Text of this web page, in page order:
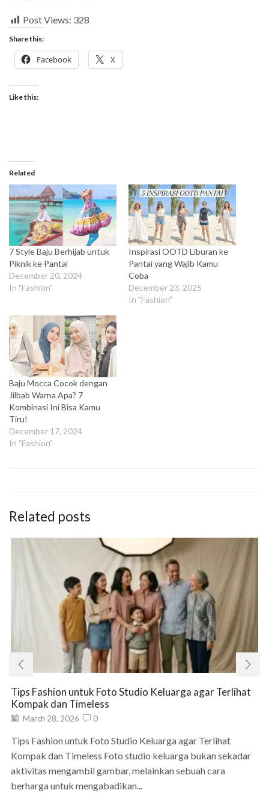
Post Views: 328
Share this:
Facebook X
Like this:
Related
7 Style Baju Berhijab untuk
Piknik ke Pantai
December 20, 2024
In "Fashion"
Inspirasi OOTD Liburan ke
Pantai yang Wajib Kamu
Coba
December 23, 2025
In "Fashion"
Baju Mocca Cocok dengan
Jilbab Warna Apa? 7
Kombinasi Ini Bisa Kamu
Tiru!
December 17, 2024
In "Fashion"
Related posts
Tips Fashion untuk Foto Studio Keluarga agar Terlihat
Kompak dan Timeless
March 28, 2026 0
Tips Fashion untuk Foto Studio Keluarga agar Terlihat
Kompak dan Timeless Foto studio keluarga bukan sekadar
aktivitas mengambil gambar, melainkan sebuah cara
berharga untuk mengabadikan...